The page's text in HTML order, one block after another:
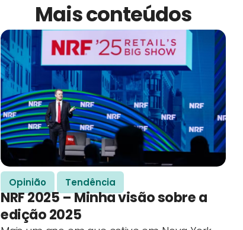
Mais conteúdos
Opinião Tendência
NRF 2025 – Minha visão sobre a
edição 2025